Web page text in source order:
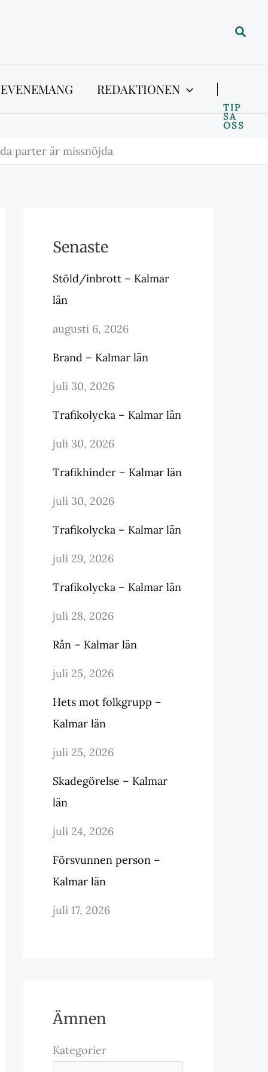
Sök
REDAKTIONEN
TIP
SA
OSS
parter är missnöjda
Senaste
Stöld/inbrott – Kalmar
län
augusti 6, 2026
Brand – Kalmar län
juli 30, 2026
Trafikolycka – Kalmar län
juli 30, 2026
Trafikhinder – Kalmar län
juli 30, 2026
Trafikolycka – Kalmar län
juli 29, 2026
Trafikolycka – Kalmar län
juli 28, 2026
Rån – Kalmar län
juli 25, 2026
Hets mot folkgrupp –
Kalmar län
juli 25, 2026
Skadegörelse – Kalmar
län
juli 24, 2026
Försvunnen person –
Kalmar län
juli 17, 2026
Ämnen
Kategorier